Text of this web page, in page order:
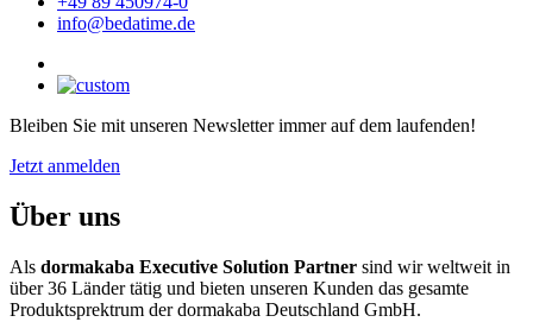
info@bedatime.de
Bleiben Sie mit unseren Newsletter immer auf dem laufenden!
Jetzt anmelden
Über uns
Als dormakaba Executive Solution Partner sind wir weltweit in
über 36 Länder tätig und bieten unseren Kunden das gesamte
Produktsprektrum der dormakaba Deutschland GmbH.